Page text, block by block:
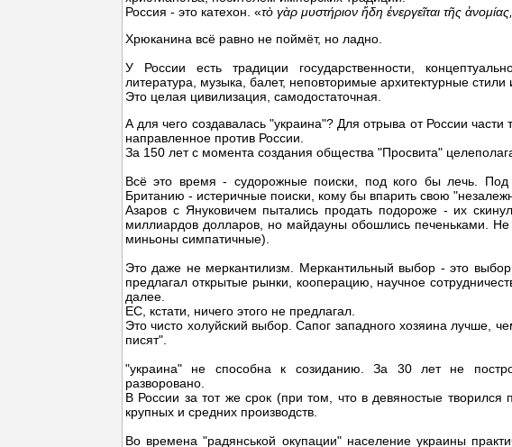
Россия - это катехон. «τὸ γὰρ μυστήριον ἤδη ἐνεργεῖται τῆς
Хрюканина всё равно не поймёт, но ладно.
У России есть традиции государственности,
литература, музыка, балет, неповторимые архитектурные
Это целая цивилизация, самодостаточная.
А для чего создавалась "украина"? Для отрыва от России
направленное против России.
За 150 лет с момента создания общества "Просвита"
Всё это время - судорожные поиски, под кого бы лечь.
Британию - истеричные поиски, кому бы впарить свою
Азаров с Януковичем пытались продать подороже - их
миллиардов долларов, но майдауны обошлись печеньками. Не
миньоны симпатичные).
Это даже не меркантилизм. Меркантильный выбор - это
предлагал открытые рынки, кооперацию, научное
далее.
ЕС, кстати, ничего этого не предлагал.
Это чисто холуйский выбор. Сапог западного хозяина лучше,
писят".
"украина" не способна к созиданию. За 30 лет не
разворовано.
В России за тот же срок (при том, что в девяностые
крупных и средних производств.
Во времена "радянськой окупации" население украины